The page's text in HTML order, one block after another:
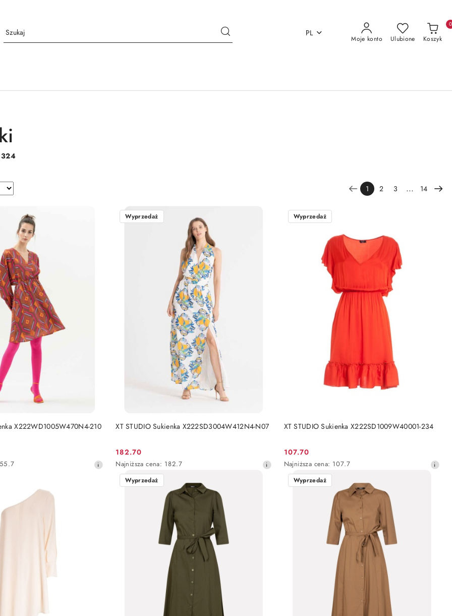
PL
Moje konto Ulubione Koszyk
0
324
1 2 3 ... 14
X222WD1005W470N4-210
DO KOSZYKA XT STUDIO Sukienka X222SD3004W412N4-N07
Cena
promocyjna:
182.70
Najniższa
cena
Najniższa cena: 182.7
Wyprzedaż
DO KOSZYKA XT STUDIO Sukienka X222SD1009W40001-234
Cena
promocyjna:
107.70
Najniższa
cena
Najniższa cena: 107.7
Wyprzedaż
DO KOSZYKA
Wyprzedaż Wyprzedaż